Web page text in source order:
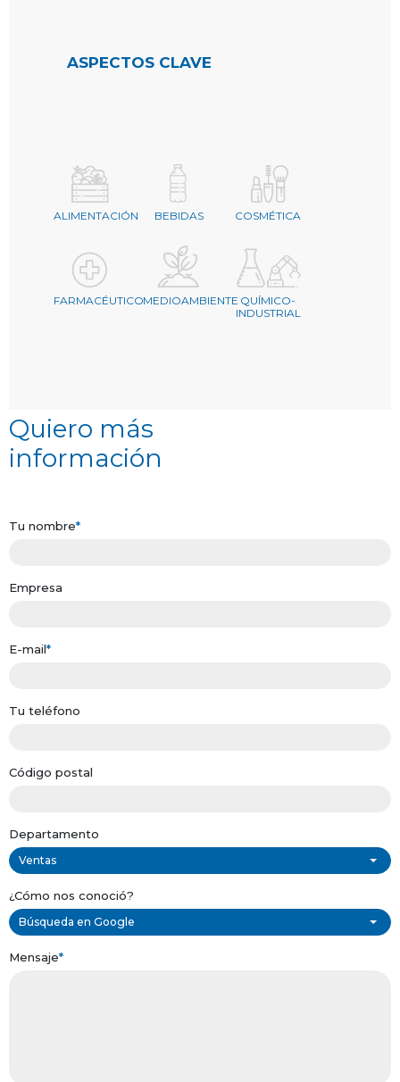
ASPECTOS CLAVE
ALIMENTACIÓN BEBIDAS COSMÉTICA
FARMACÉUTICOMEDIOAMBIENTE QUÍMICO-
INDUSTRIAL
Quiero más
información
Tu nombre*
Empresa
E-mail*
Tu teléfono
Código postal
Departamento
Ventas
¿Cómo nos conoció?
Búsqueda en Google
Mensaje*